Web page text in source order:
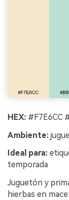
HEX: #F7E6CC
Ambiente:
Ideal para:
temporada
Juguetón y
hierbas en